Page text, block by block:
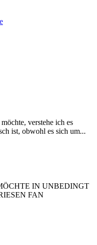
verstehe ich es
ist, obwohl es sich um...
IN UNBEDINGT
FAN